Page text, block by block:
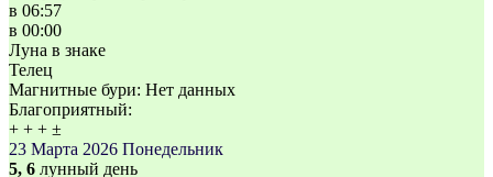
в 06:57
в 00:00
Луна в знаке
Телец
Магнитные бури: Нет данных
Благоприятный:
+ + + ±
23 Марта 2026 Понедельник
5, 6 лунный день